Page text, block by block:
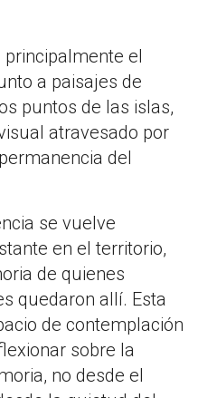
el
a paisajes de
puntos de las islas,
atravesado por
del
se vuelve
en el territorio,
de quienes
quedaron allí. Esta
de contemplación
sobre la
no desde el